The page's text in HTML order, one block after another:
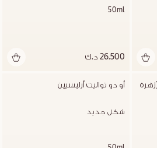
50ml
26.500 د.ك
أو دو تواليت أرليسيين
شكل جديد